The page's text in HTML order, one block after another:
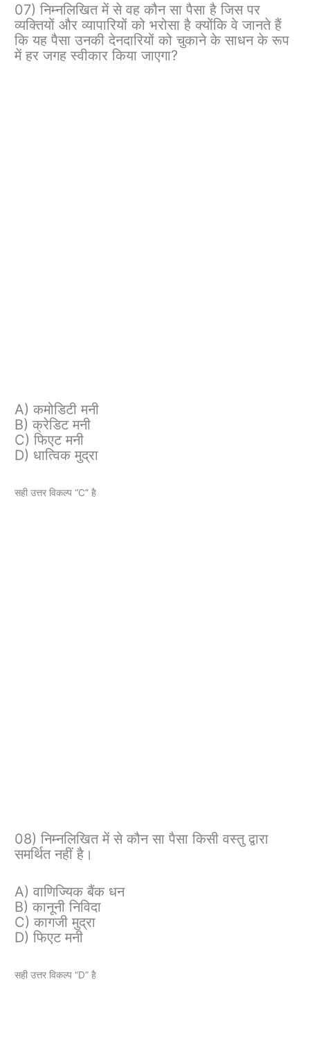
07) निम्नलिखित में से वह कौन सा पैसा है जिस पर
व्यक्तियों और व्यापारियों को भरोसा है क्योंकि वे जानते हैं
कि यह पैसा उनकी देनदारियों को चुकाने के साधन के रूप
में हर जगह स्वीकार किया जाएगा?
A) कमोडिटी मनी
B) क्रेडिट मनी
C) फिएट मनी
D) धात्विक मुद्रा
सही उत्तर विकल्प “C” है
08) निम्नलिखित में से कौन सा पैसा किसी वस्तु द्वारा
समर्थित नहीं है।
A) वाणिज्यिक बैंक धन
B) कानूनी निविदा
C) कागजी मुद्रा
D) फिएट मनी
सही उत्तर विकल्प “D” है